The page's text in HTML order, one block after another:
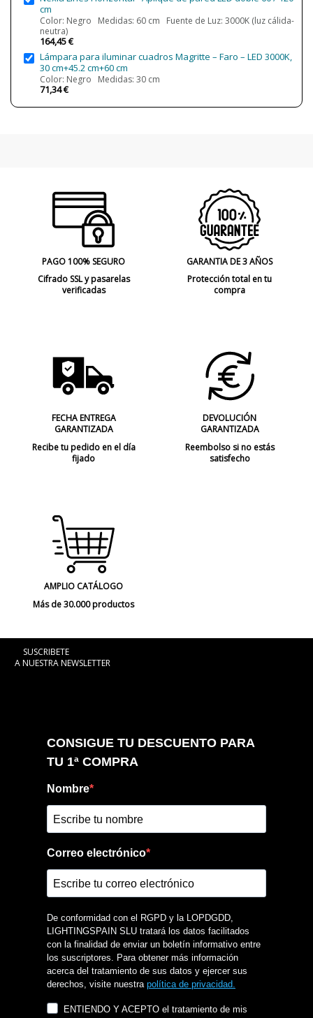
Uso
Tipo de Lámpara
cm
Color: Negro Medidas: 60 cm Fuente de Luz: 3000K (luz cálida-
neutra)
164,45 €
Lámpara para iluminar cuadros Magritte – Faro – LED 3000K,
30 cm+45.2 cm+60 cm
Color: Negro Medidas: 30 cm
71,34 €
PAGO 100% SEGURO
Cifrado SSL y pasarelas
verificadas
GARANTIA DE 3 AÑOS
Protección total en tu
compra
FECHA ENTREGA
GARANTIZADA
Recibe tu pedido en el día
fijado
DEVOLUCIÓN
GARANTIZADA
Reembolso si no estás
satisfecho
AMPLIO CATÁLOGO
Más de 30.000 productos
SUSCRIBETE
A NUESTRA NEWSLETTER